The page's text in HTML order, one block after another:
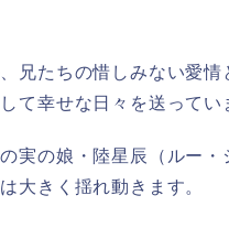
兄たちの惜しみない愛情
て幸せな日々を送ってい
実の娘・陸星辰（ルー・
大きく揺れ動きます。